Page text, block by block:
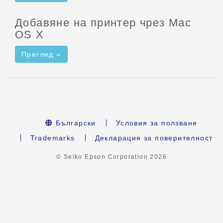
Добавяне на принтер чрез Mac
OS X
Преглед »
Български
Условия за ползване
Trademarks
Декларация за поверителност
© Seiko Epson Corporation2026